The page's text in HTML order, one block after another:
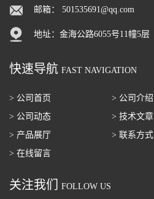
邮箱： 501535691@qq.com
地址：金海公路6055号11幢5层
快速导航 FAST NAVIGATION
> 公司首页
> 公司介绍
> 公司动态
> 技术文章
> 产品展厅
> 联系方式
> 在线留言
关注我们 FOLLOW US